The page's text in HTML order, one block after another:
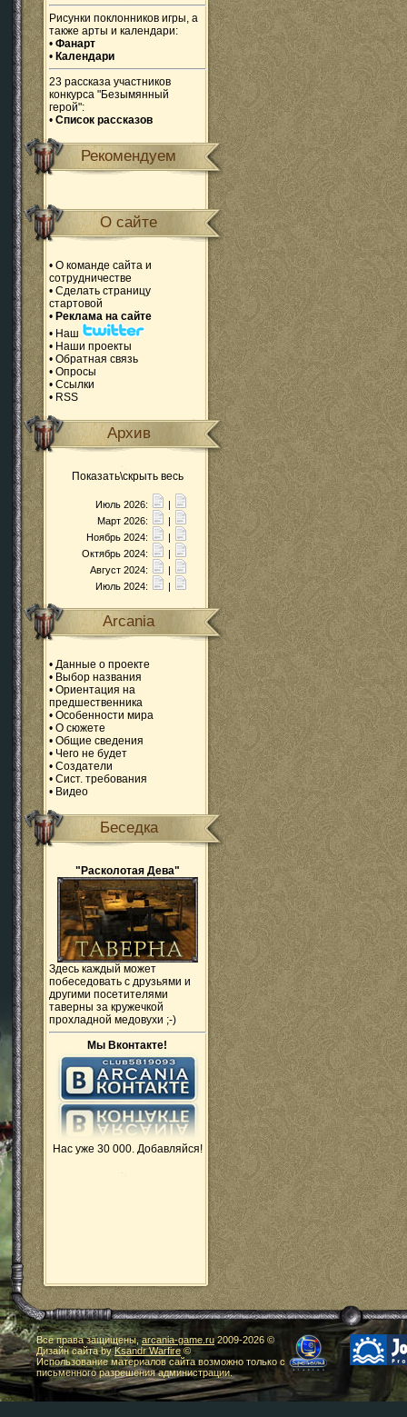
Рисунки поклонников игры, а
также арты и календари:
• Фанарт
• Календари
23 рассказа участников
конкурса "Безымянный
герой":
• Список рассказов
Рекомендуем
О сайте
• О команде сайта и
сотрудничестве
• Сделать страницу
стартовой
• Реклама на сайте
• Наш
• Наши проекты
• Обратная связь
• Опросы
• Ссылки
• RSS
Архив
Показать\скрыть весь
Июль 2026:
|
Март 2026:
|
Ноябрь 2024:
|
Октябрь 2024:
|
Август 2024:
|
Июль 2024:
|
Arcania
• Данные о проекте
• Выбор названия
• Ориентация на
предшественника
• Особенности мира
• О сюжете
• Общие сведения
• Чего не будет
• Создатели
• Сист. требования
• Видео
Беседка
"Расколотая Дева"
Здесь каждый может
побеседовать с друзьями и
другими посетителями
таверны за кружечкой
прохладной медовухи ;-)
Мы Вконтакте!
Нас уже 30 000. Добавляйся!
Все права защищены,arcania-game.ru2009-2026 ©
Дизайн сайта byKsandr Warfire©
Использование материалов сайта возможно только с
письменного разрешения администрации.